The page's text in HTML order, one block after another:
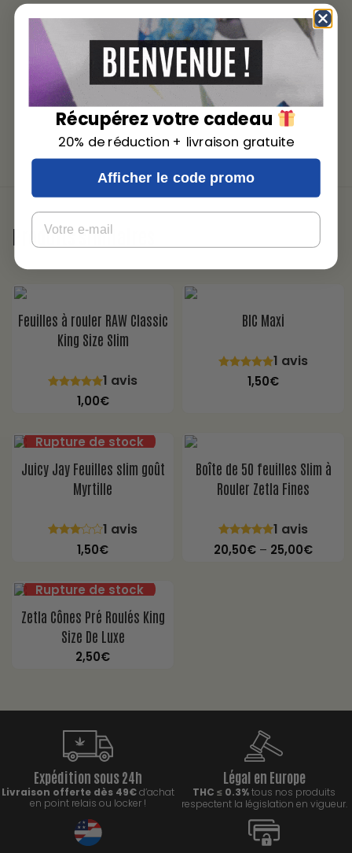
Produits similaires
Feuilles à rouler RAW Classic
King Size Slim
1 avis
1,00€
BIC Maxi
1 avis
1,50€
Juicy Jay Feuilles slim goût
Myrtille
1 avis
1,50€
Boîte de 50 feuilles Slim à
Rouler Zetla Fines
1 avis
20,50€ – 25,00€
Zetla Cônes Pré Roulés King
Size De Luxe
2,50€
Expédition sous 24h
Livraison offerte dès 49€d’achat
en point relais ou locker !
Légal en Europe
THC ≤ 0.3%tous nos produits
respectent la législation en vigueur.
Récupérez votre cadeau
20% de réduction + livraison gratuite
Afficher le code promo
Email